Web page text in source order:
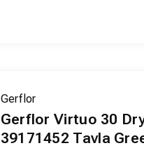
Gerflor
Gerflor Virtuo 30
39171452 Tavla